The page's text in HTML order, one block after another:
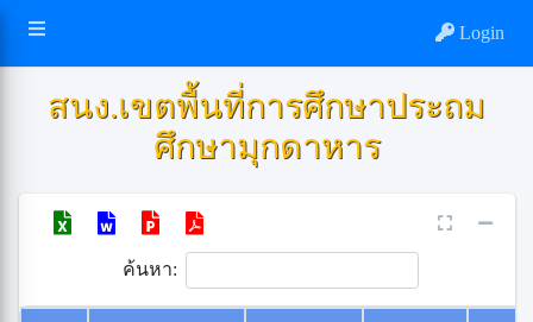
Login
สนง.เขตพื้นที่การศึกษาประถม
ศึกษามุกดาหาร
ค้นหา: